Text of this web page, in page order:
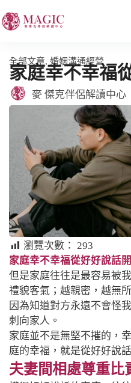
全部文章, 婚姻溝通經營
家庭幸不幸福
麥 傑克伴侶解讀中心
瀏覽次數：
293
家庭幸不幸福從好好說話
但是家庭往往是最容易被
禮貌客氣；越親密，越無
因為知道對方永遠不會怪
刺向家人。
家庭並不是無堅不摧的，
庭的幸福，就是從好好說
夫妻間相處尊重比